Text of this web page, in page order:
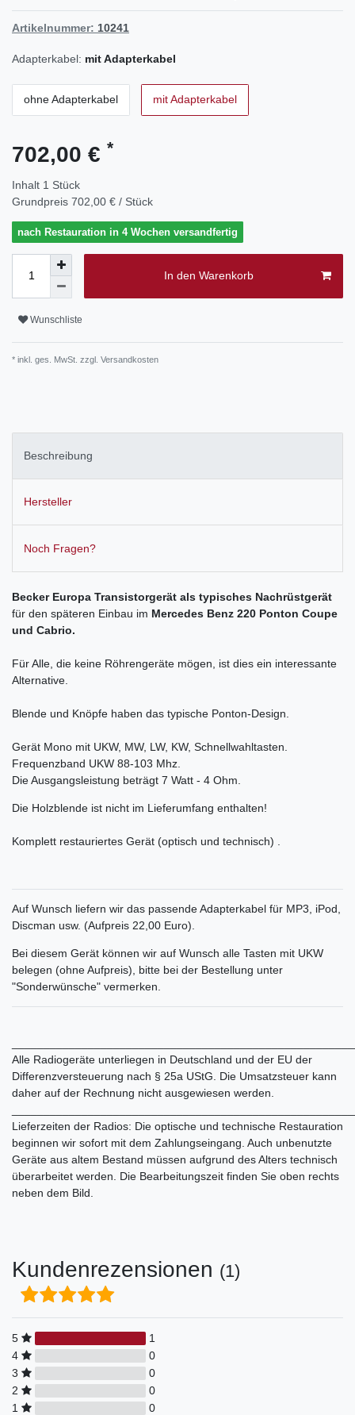
Artikelnummer: 10241
Adapterkabel: mit Adapterkabel
ohne Adapterkabel mit Adapterkabel
702,00 € *
Inhalt 1 Stück
Grundpreis 702,00 € / Stück
nach Restauration in 4 Wochen versandfertig
In den Warenkorb
Wunschliste
* inkl. ges. MwSt. zzgl. Versandkosten
Beschreibung
Hersteller
Noch Fragen?
Becker Europa Transistorgerät als typisches Nachrüstgerät
für den späteren Einbau im Mercedes Benz 220 Ponton Coupe
und Cabrio.
Für Alle, die keine Röhrengeräte mögen, ist dies ein interessante
Alternative.
Blende und Knöpfe haben das typische Ponton-Design.
Gerät Mono mit UKW, MW, LW, KW, Schnellwahltasten.
Frequenzband UKW 88-103 Mhz.
Die Ausgangsleistung beträgt 7 Watt - 4 Ohm.
Die Holzblende ist nicht im Lieferumfang enthalten!
Komplett restauriertes Gerät (optisch und technisch) .
Auf Wunsch liefern wir das passende Adapterkabel für MP3, iPod,
Discman usw. (Aufpreis 22,00 Euro).
Bei diesem Gerät können wir auf Wunsch alle Tasten mit UKW
belegen (ohne Aufpreis), bitte bei der Bestellung unter
"Sonderwünsche" vermerken.
Alle Radiogeräte unterliegen in Deutschland und der EU der
Differenzversteuerung nach § 25a UStG. Die Umsatzsteuer kann
daher auf der Rechnung nicht ausgewiesen werden.
Lieferzeiten der Radios: Die optische und technische Restauration
beginnen wir sofort mit dem Zahlungseingang. Auch unbenutzte
Geräte aus altem Bestand müssen aufgrund des Alters technisch
überarbeitet werden. Die Bearbeitungszeit finden Sie oben rechts
neben dem Bild.
Kundenrezensionen (1)
5
1
4
0
3
0
2
0
1
0